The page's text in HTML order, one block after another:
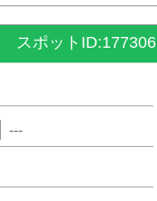
スポットID:177306
---